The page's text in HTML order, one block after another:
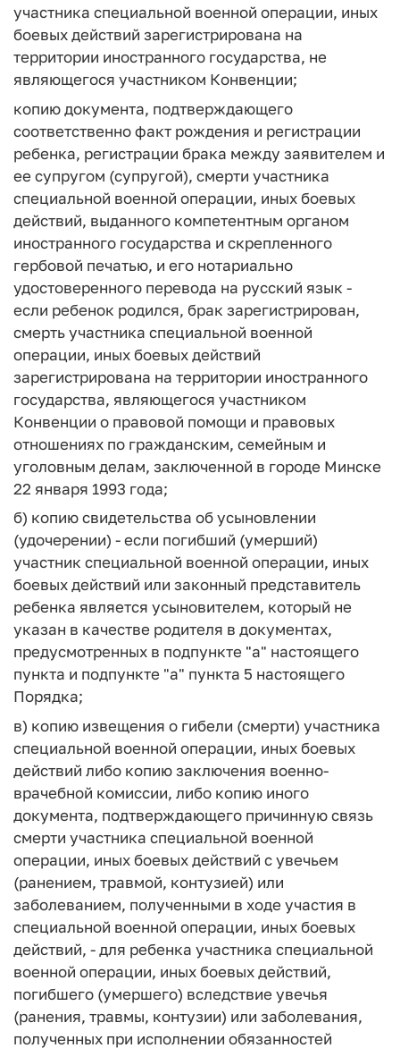
участника специальной военной операции, иных
боевых действий зарегистрирована на
территории иностранного государства, не
являющегося участником Конвенции;
копию документа, подтверждающего
соответственно факт рождения и регистрации
ребенка, регистрации брака между заявителем и
ее супругом (супругой), смерти участника
специальной военной операции, иных боевых
действий, выданного компетентным органом
иностранного государства и скрепленного
гербовой печатью, и его нотариально
удостоверенного перевода на русский язык -
если ребенок родился, брак зарегистрирован,
смерть участника специальной военной
операции, иных боевых действий
зарегистрирована на территории иностранного
государства, являющегося участником
Конвенции о правовой помощи и правовых
отношениях по гражданским, семейным и
уголовным делам, заключенной в городе Минске
22 января 1993 года;
б) копию свидетельства об усыновлении
(удочерении) - если погибший (умерший)
участник специальной военной операции, иных
боевых действий или законный представитель
ребенка является усыновителем, который не
указан в качестве родителя в документах,
предусмотренных в подпункте "а" настоящего
пункта и подпункте "а" пункта 5 настоящего
Порядка;
в) копию извещения о гибели (смерти) участника
специальной военной операции, иных боевых
действий либо копию заключения военно-
врачебной комиссии, либо копию иного
документа, подтверждающего причинную связь
смерти участника специальной военной
операции, иных боевых действий с увечьем
(ранением, травмой, контузией) или
заболеванием, полученными в ходе участия в
специальной военной операции, иных боевых
действий, - для ребенка участника специальной
военной операции, иных боевых действий,
погибшего (умершего) вследствие увечья
(ранения, травмы, контузии) или заболевания,
полученных при исполнении обязанностей